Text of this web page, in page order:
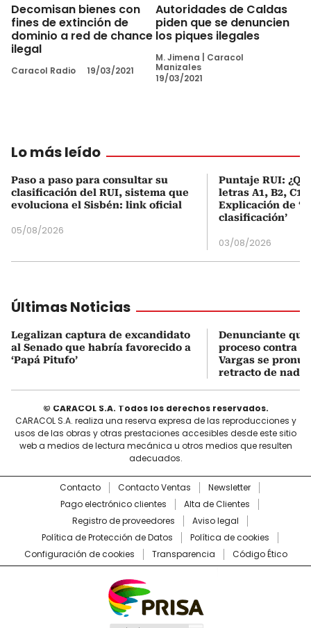
Decomisan bienes con
fines de extinción de
dominio a red de chance
ilegal
Caracol Radio 19/03/2021
Autoridades de Caldas
piden que se denuncien
los piques ilegales
M. Jimena
Caracol
Manizales
19/03/2021
Lo más leído
Paso a paso para consultar su
clasificación del RUI, sistema que
evoluciona el Sisbén: link oficial
05/08/2026
Puntaje RUI:
letras A1, B2, C1
Explicación de
clasificación’
03/08/2026
Últimas Noticias
Legalizan captura de excandidato
al Senado que habría favorecido a
‘Papá Pitufo’
Denunciante
proceso contra
Vargas se
retracto de nada”
© CARACOL S.A. Todos los derechos reservados.
CARACOL S.A. realiza una reserva expresa de las reproducciones y
usos de las obras y otras prestaciones accesibles desde este sitio
web a medios de lectura mecánica u otros medios que resulten
adecuados.
Contacto Contacto Ventas
Newsletter
Pago electrónico clientes
Alta de Clientes
Registro de proveedores
Aviso legal
Política de Protección de Datos
Política de cookies
Configuración de cookies
Transparencia Código Ético